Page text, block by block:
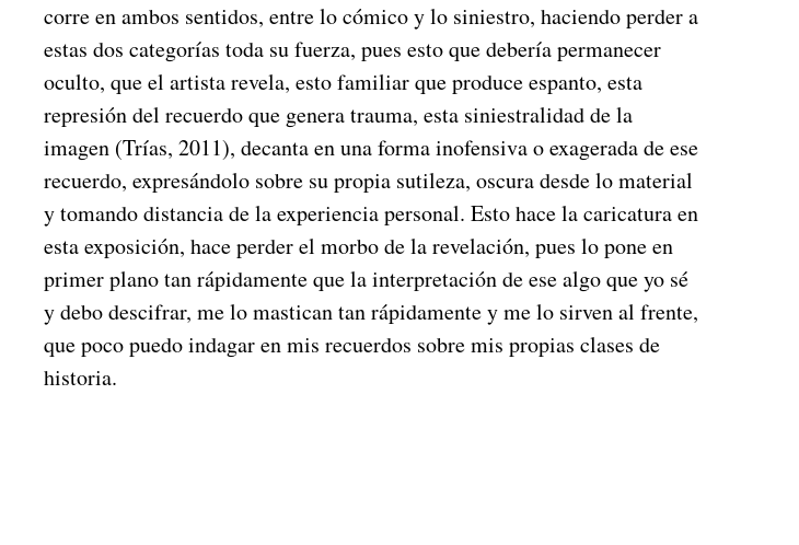
corre en ambos sentidos, entre lo cómico y lo siniestro, haciendo perder a
estas dos categorías toda su fuerza, pues esto que debería permanecer
oculto, que el artista revela, esto familiar que produce espanto, esta
represión del recuerdo que genera trauma, esta siniestralidad de la
imagen (Trías, 2011), decanta en una forma inofensiva o exagerada de ese
recuerdo, expresándolo sobre su propia sutileza, oscura desde lo material
y tomando distancia de la experiencia personal. Esto hace la caricatura en
esta exposición, hace perder el morbo de la revelación, pues lo pone en
primer plano tan rápidamente que la interpretación de ese algo que yo sé
y debo descifrar, me lo mastican tan rápidamente y me lo sirven al frente,
que poco puedo indagar en mis recuerdos sobre mis propias clases de
historia.